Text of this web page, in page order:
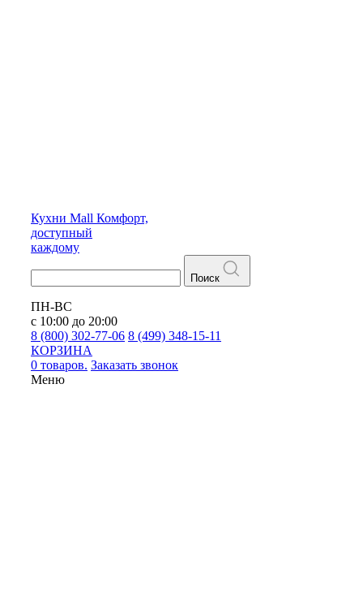
Кухни Mall Комфорт,
доступный
каждому
Поиск
ПН-ВС
с 10:00 до 20:00
8 (800) 302-77-06 8 (499) 348-15-11
КОРЗИНА
0 товаров. Заказать звонок
Меню